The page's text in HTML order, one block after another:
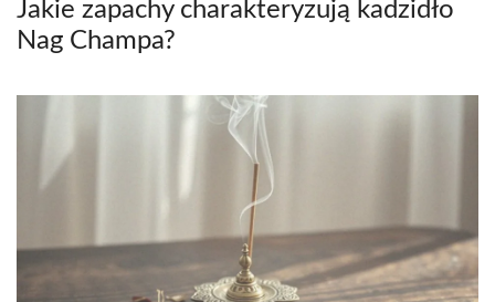
Jakie zapachy charakteryzują kadzidło
Nag Champa?